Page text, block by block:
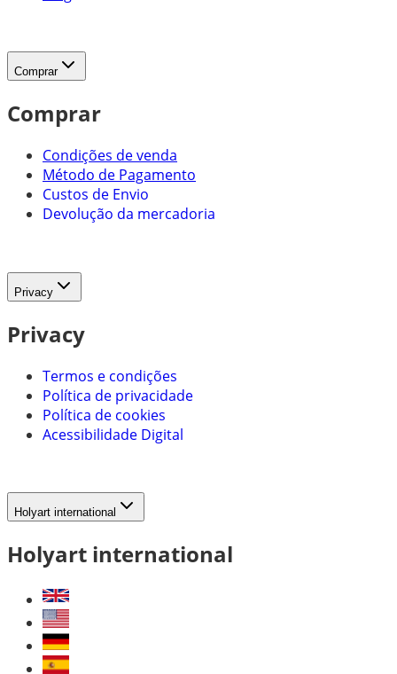
Comprar
Comprar
Condições de venda
Método de Pagamento
Custos de Envio
Devolução da mercadoria
Privacy
Privacy
Termos e condições
Política de privacidade
Política de cookies
Acessibilidade Digital
Holyart international
Holyart international